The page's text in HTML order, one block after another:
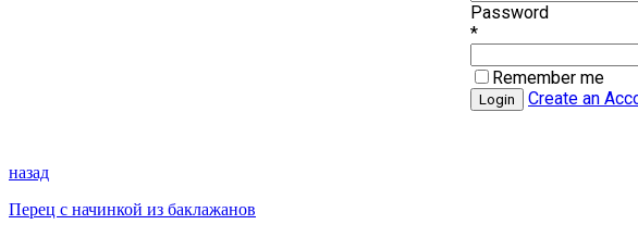
Password
*
Remember me
Create an
назад
Перец с начинкой из баклажанов